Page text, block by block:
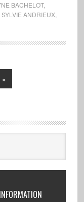
BACHELOT,
SYLVIE ANDRIEUX,
»